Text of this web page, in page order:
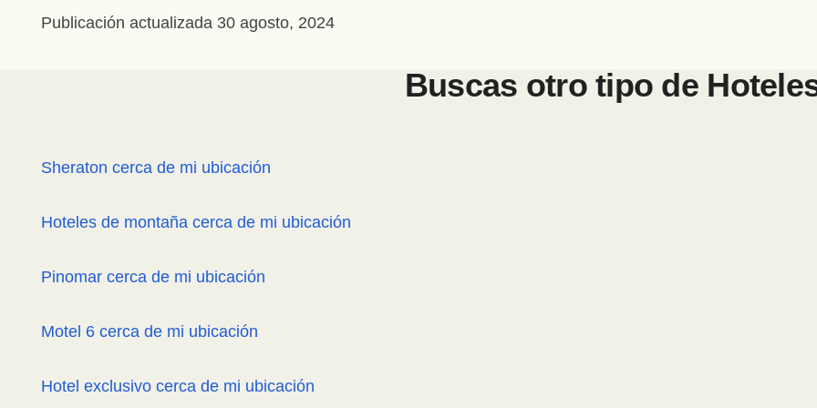
Publicación actualizada 30 agosto, 2024
Buscas otro tipo de
Sheraton cerca de mi ubicación
Hoteles de montaña cerca de mi ubicación
Pinomar cerca de mi ubicación
Motel 6 cerca de mi ubicación
Hotel exclusivo cerca de mi ubicación